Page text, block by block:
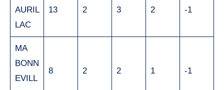
AURIL
LAC
13 2 3 2 -1
MA
BONN
EVILL
8 2 2 1 -1